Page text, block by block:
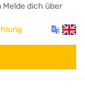
Melde dich über